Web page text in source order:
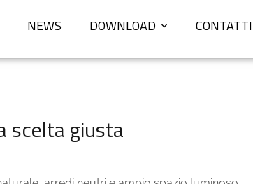
NEWS DOWNLOAD CONTATTI
scelta giusta